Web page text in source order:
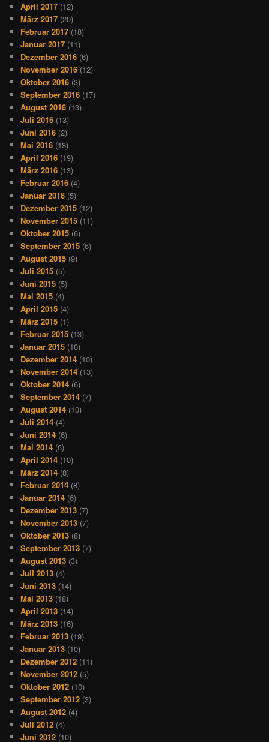
April 2017 (12)
März 2017 (20)
Februar 2017 (18)
Januar 2017 (11)
Dezember 2016 (6)
November 2016 (12)
Oktober 2016 (3)
September 2016 (17)
August 2016 (13)
Juli 2016 (13)
Juni 2016 (2)
Mai 2016 (18)
April 2016 (19)
März 2016 (13)
Februar 2016 (4)
Januar 2016 (5)
Dezember 2015 (12)
November 2015 (11)
Oktober 2015 (6)
September 2015 (6)
August 2015 (9)
Juli 2015 (5)
Juni 2015 (5)
Mai 2015 (4)
April 2015 (4)
März 2015 (1)
Februar 2015 (13)
Januar 2015 (10)
Dezember 2014 (10)
November 2014 (13)
Oktober 2014 (6)
September 2014 (7)
August 2014 (10)
Juli 2014 (4)
Juni 2014 (6)
Mai 2014 (6)
April 2014 (10)
März 2014 (8)
Februar 2014 (8)
Januar 2014 (6)
Dezember 2013 (7)
November 2013 (7)
Oktober 2013 (8)
September 2013 (7)
August 2013 (3)
Juli 2013 (4)
Juni 2013 (14)
Mai 2013 (18)
April 2013 (14)
März 2013 (16)
Februar 2013 (19)
Januar 2013 (10)
Dezember 2012 (11)
November 2012 (5)
Oktober 2012 (10)
September 2012 (3)
August 2012 (4)
Juli 2012 (4)
Juni 2012 (10)